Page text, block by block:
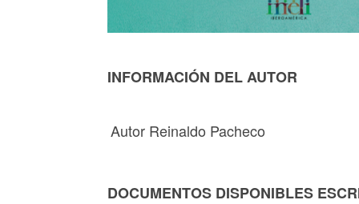
INFORMACIÓN DEL AUTOR
Autor Reinaldo Pacheco
DOCUMENTOS DISPONIBLES